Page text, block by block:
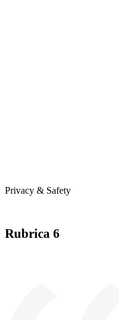
Privacy & Safety
Rubrica 6